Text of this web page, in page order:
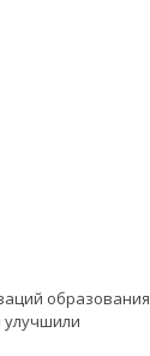
образования
улучшили